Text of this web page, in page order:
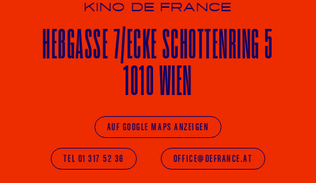
KINO DE FRANCE
HEßGASSE 7/ECKESCHOTTENRING 5
1010 WIEN
AUF GOOGLE MAPS ANZEIGEN
TEL 01 317 52 36 OFFICE@DEFRANCE.AT